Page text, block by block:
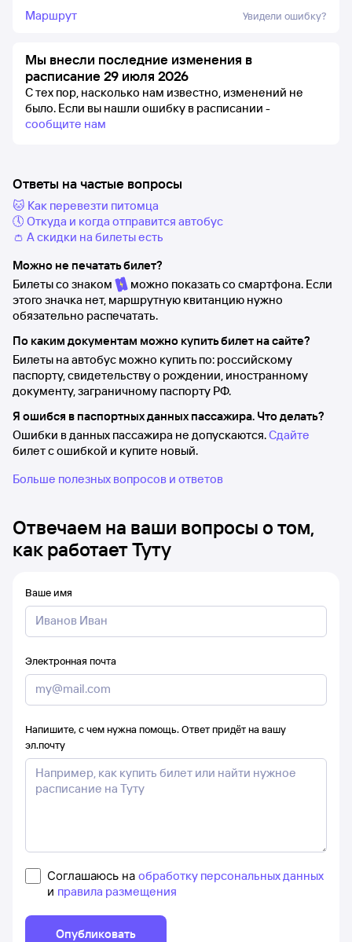
Маршрут Увидели ошибку?
Мы внесли последние изменения в
расписание 29 июля 2026
С тех пор, насколько нам известно, изменений не
было. Если вы нашли ошибку в расписании -
сообщите нам
Ответы на частые вопросы
🐱 Как перевезти питомца
🕔 Откуда и когда отправится автобус
👛 А скидки на билеты есть
Можно не печатать билет?
Билеты со знаком
можно показать со смартфона. Если
этого значка нет, маршрутную квитанцию нужно
обязательно распечатать.
По каким документам можно купить билет на сайте?
Билеты на автобус можно купить по: российскому
паспорту, свидетельству о рождении, иностранному
документу, заграничному паспорту РФ.
Я ошибся в паспортных данных пассажира. Что делать?
Ошибки в данных пассажира не допускаются.Сдайте
билет с ошибкой и купите новый.
Больше полезных вопросов и ответов
Отвечаем на ваши вопросы о том,
как работает Туту
Ваше имя
Электронная почта
Напишите, с чем нужна помощь. Ответ придёт на вашу
эл.почту
Соглашаюсь на обработку персональных данных
и правила размещения
Опубликовать